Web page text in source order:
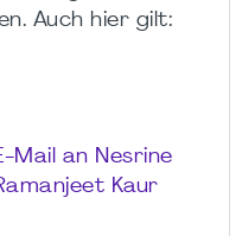
Auch hier gilt:
Mail an Nesrine
Kaur